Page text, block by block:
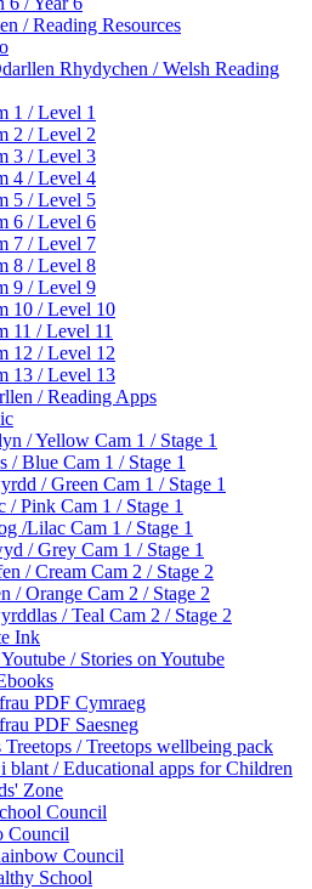
/ Reading Resources
Rhydychen / Welsh Reading
1 / Level 1
2 / Level 2
3 / Level 3
4 / Level 4
5 / Level 5
6 / Level 6
7 / Level 7
8 / Level 8
9 / Level 9
10 / Level 10
11 / Level 11
12 / Level 12
13 / Level 13
/ Reading Apps
/ Yellow Cam 1 / Stage 1
/ Blue Cam 1 / Stage 1
/ Green Cam 1 / Stage 1
/ Pink Cam 1 / Stage 1
/Lilac Cam 1 / Stage 1
/ Grey Cam 1 / Stage 1
/ Cream Cam 2 / Stage 2
/ Orange Cam 2 / Stage 2
/ Teal Cam 2 / Stage 2
Ink
/ Stories on Youtube
PDF Cymraeg
PDF Saesneg
Treetops / Treetops wellbeing pack
blant / Educational apps for Children
Zone
Council
Council
Council
School